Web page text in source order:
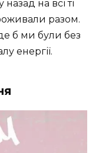
на всі ті
разом.
б ми були без
енергії.